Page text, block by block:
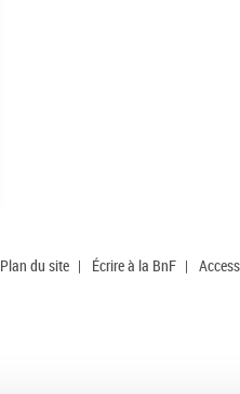
Plan du site | Écrire à la BnF |